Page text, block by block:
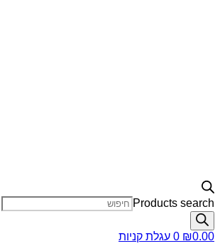
Products search
₪0.00
0 עגלת קניות